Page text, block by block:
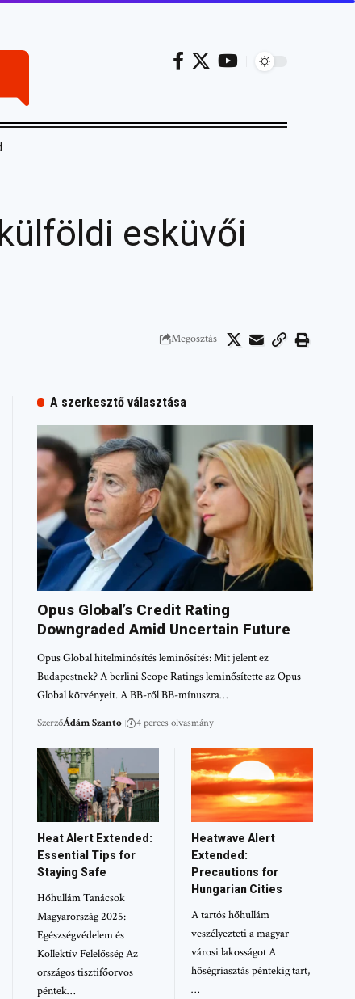
esküvői
Megosztás
A szerkesztő választása
Opus Global’s Credit Rating
Downgraded Amid Uncertain Future
Opus Global hitelminősítés leminősítés: Mit jelent ez
Budapestnek? A berlini Scope Ratings leminősítette az Opus
Global kötvényeit. A BB-ről BB-mínuszra…
SzerzőÁdám Szanto 4 perces olvasmány
Heat Alert Extended:
Essential Tips for
Staying Safe
Hőhullám Tanácsok
Magyarország 2025:
Egészségvédelem és
Kollektív Felelősség Az
országos tisztifőorvos
péntek…
Heatwave Alert
Extended:
Precautions for
Hungarian Cities
A tartós hőhullám
veszélyezteti a magyar
városi lakosságot A
hőségriasztás péntekig tart,
…